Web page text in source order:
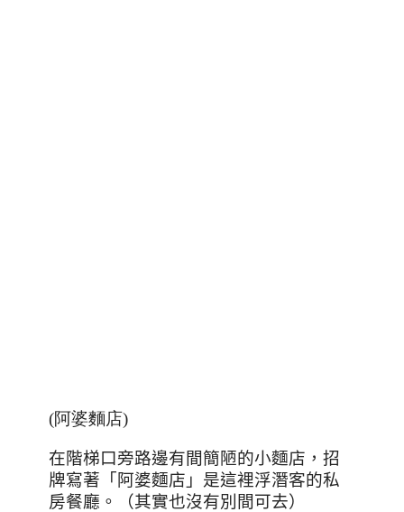
(阿婆麵店)
在階梯口旁路邊有間簡陋的小麵店，招
牌寫著「阿婆麵店」是這裡浮潛客的私
房餐廳。（其實也沒有別間可去）